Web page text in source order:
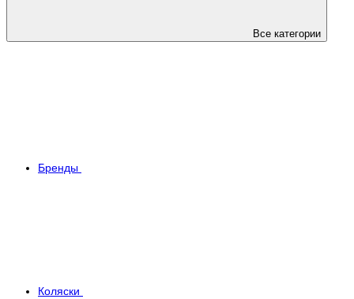
Все категории
Бренды
Коляски